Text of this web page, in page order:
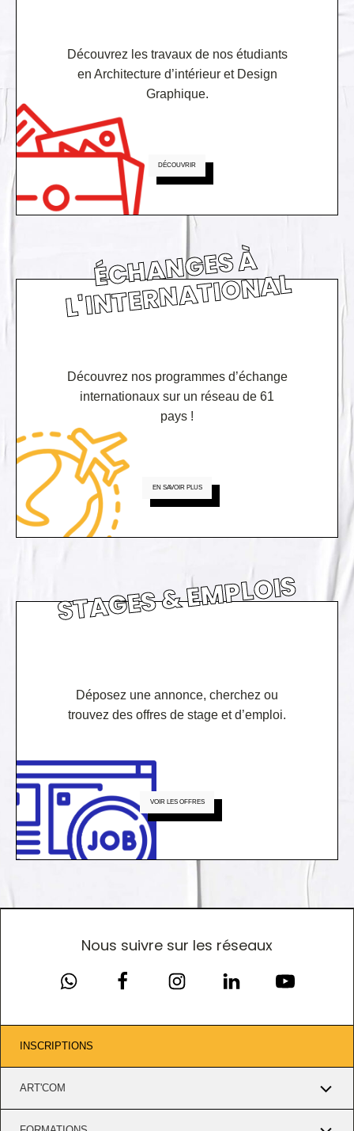
Découvrez les travaux de nos étudiants
en Architecture d’intérieur et Design
Graphique.
DÉCOUVRIR
É
C
H
A
N
GE
S
À
L'I
N
TE
R
N
A
TI
O
N
AL
Découvrez nos programmes d’échange
internationaux sur un réseau de 61
pays !
EN SAVOIR PLUS
STAGES & EMPLOIS
Déposez une annonce, cherchez ou
trouvez des offres de stage et d’emploi.
VOIR LES OFFRES
Nous suivre sur les réseaux
INSCRIPTIONS
ART'COM